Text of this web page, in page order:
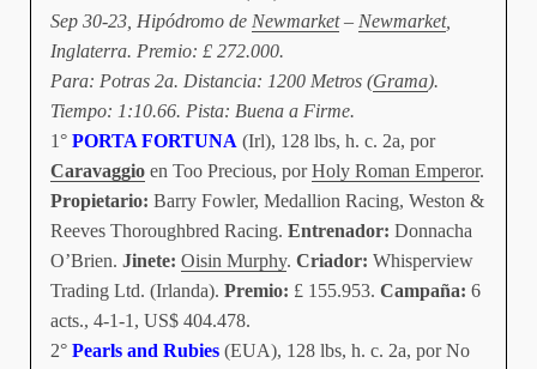
Sep 30-23, Hipódromo de Newmarket– Newmarket,
Inglaterra. Premio: £ 272.000.
Para: Potras 2a. Distancia: 1200 Metros (Grama).
Tiempo: 1:10.66. Pista: Buena a Firme.
1° PORTA FORTUNA (Irl), 128 lbs, h. c. 2a, por
Caravaggio en Too Precious, porHoly Roman Emperor.
Propietario: Barry Fowler, Medallion Racing, Weston &
Reeves Thoroughbred Racing. Entrenador: Donnacha
O’Brien. Jinete: Oisin Murphy. Criador: Whisperview
Trading Ltd. (Irlanda). Premio: £ 155.953. Campaña: 6
acts., 4-1-1, US$ 404.478.
2° Pearls and Rubies (EUA), 128 lbs, h. c. 2a, por No